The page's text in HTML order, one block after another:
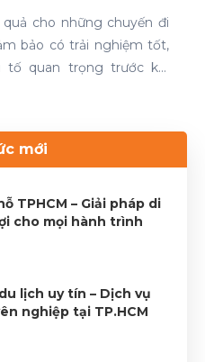
cho những chuyến đi
bảo có trải nghiệm tốt,
tố quan trọng trước khi
hệ với Thuê xe Phong
nhất.Liên hệ 0899 78
mới
TPHCM – Giải pháp di
cho mọi hành trình
lịch uy tín – Dịch vụ
nghiệp tại TP.HCM